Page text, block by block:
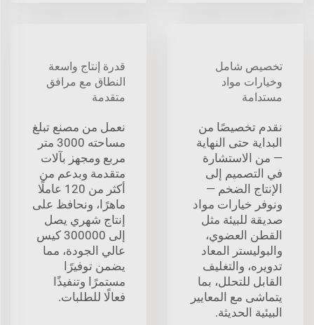
تخصيص شامل
وخيارات مواد
مستدامة
نقدم تخصيصًا من
البداية حتى النهاية
— من الاستشارة
في التصميم إلى
الإنتاج الضخم —
ونوفر خيارات مواد
صديقة للبيئة مثل
القطن العضوي،
والبوليستر المعاد
تدويره، والتغليف
القابل للتحلل، بما
يتماشى مع المعايير
البيئية الحديثة.
قدرة إنتاج واسعة
النطاق مع مرافق
متقدمة
نعمل من مصنع تبلغ
مساحته 3000 متر
مربع ومجهز بآلات
متقدمة وبدعم من
أكثر من 120 عاملًا
ماهرًا، ونحافظ على
إنتاج شهري يصل
إلى 300000 كيس
عالي الجودة، مما
يضمن توفيرًا
مستمرًا وتنفيذًا
فعالًا للطلبات.